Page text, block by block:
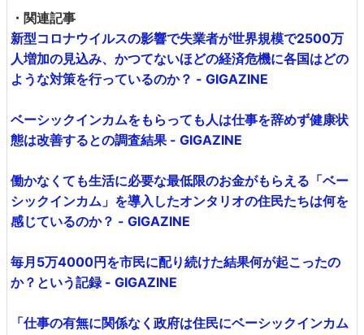
・関連記事
新型コロナウイルスの影響で失業者が世界規模で2500万
人増加の見込み、かつてないほどの経済危機に各国はどの
ような対策を行っているのか？ - GIGAZINE
ベーシックインカムをもらっても人は仕事を辞めず健康状
態は改善するとの調査結果 - GIGAZINE
働かなくても生活に必要な最低限のお金がもらえる「ベー
シックインカム」を導入したオンタリオの住民たちは何を
感じているのか？ - GIGAZINE
毎月5万4000円を市民に配り続けた結果何が起こったの
か？という記録 - GIGAZINE
「仕事の有無に関係なく政府は住民にベーシックインカム